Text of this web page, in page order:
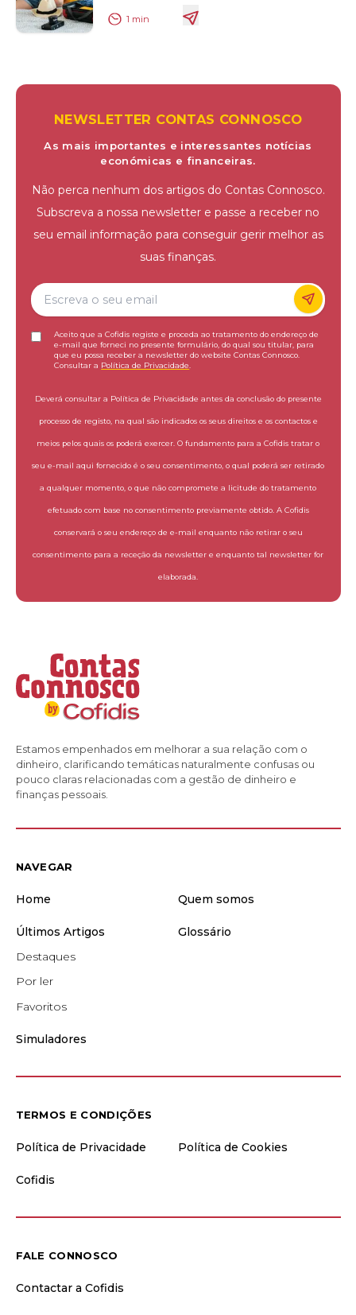
1 min
NEWSLETTER CONTAS CONNOSCO
As mais importantes e interessantes notícias
económicas e financeiras.
Não perca nenhum dos artigos do Contas Connosco.
Subscreva a nossa newsletter e passe a receber no
seu email informação para conseguir gerir melhor as
suas finanças.
Aceito que a Cofidis registe e proceda ao tratamento do endereço de
e-mail que forneci no presente formulário, do qual sou titular, para
que eu possa receber a newsletter do website Contas Connosco.
Consultar a Política de Privacidade
Deverá consultar a Política de Privacidade antes da conclusão do presente
processo de registo, na qual são indicados os seus direitos e os contactos e
meios pelos quais os poderá exercer. O fundamento para a Cofidis tratar o
seu e-mail aqui fornecido é o seu consentimento, o qual poderá ser retirado
a qualquer momento, o que não compromete a licitude do tratamento
efetuado com base no consentimento previamente obtido. A Cofidis
conservará o seu endereço de e-mail enquanto não retirar o seu
consentimento para a receção da newsletter e enquanto tal newsletter for
elaborada.
Estamos empenhados em melhorar a sua relação com o
dinheiro, clarificando temáticas naturalmente confusas ou
pouco claras relacionadas com a gestão de dinheiro e
finanças pessoais.
NAVEGAR
Home Quem somos
Últimos Artigos
Destaques
Por ler
Favoritos
Glossário
Simuladores
TERMOS E CONDIÇÕES
Política de Privacidade Política de Cookies
Cofidis
FALE CONNOSCO
Contactar a Cofidis